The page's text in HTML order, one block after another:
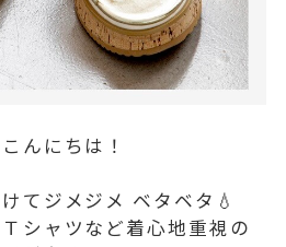
んにちは！
てジメジメ ベタベタ💧
シャツなど着心地重視の